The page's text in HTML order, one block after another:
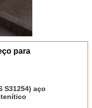
para
S31254) aço